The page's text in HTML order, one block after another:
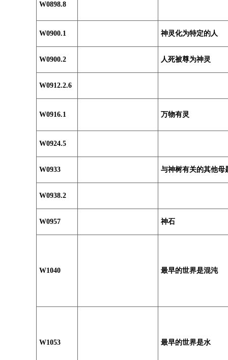
W0898.8
W0900.1 神灵化为特定的人
W0900.2 人死被尊为神灵
W0912.2.6
W0916.1 万物有灵
W0924.5
W0933 与神树有关的其他母
W0938.2
W0957 神石
W1040 最早的世界是混沌
W1053 最早的世界是水